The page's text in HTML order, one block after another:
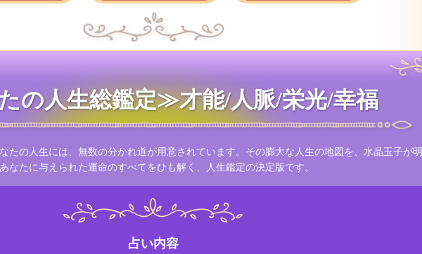
の人生総鑑定≫才能/人脈/栄光/幸福
の人生には、無数の分かれ道が用意されています。その膨大な人生の地図を、水晶玉子が明
なたに与えられた運命のすべてをひも解く、人生鑑定の決定版です。
占い内容